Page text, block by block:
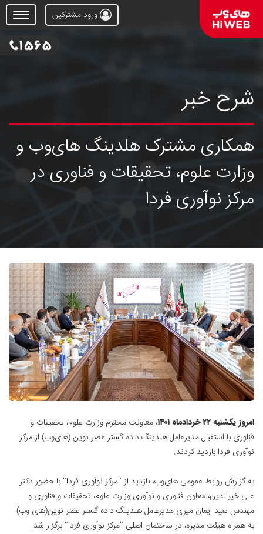
Open
Menu
ورود مشترکین
شرح خبر
همکاری مشترک هلدینگ های‌وب و
وزارت علوم، تحقیقات و فناوری در
مرکز نوآوری فردا
امروز یکشنبه ۲۲ خردادماه ۱۴۰۱
، معاونت محترم وزارت علوم، تحقیقات و
فناوری با استقبال مدیرعامل هلدینگ داده گستر عصر نوین (های‌وب) از مرکز
نوآوری فردا بازدید کردند.
به گزارش روابط عمومی های‌وب، بازدید از "مرکز نوآوری فردا" با حضور دکتر
علی خیرالدین، معاون فناوری و نوآوری وزارت علوم، تحقیقات و فناوری و
مهندس سید ایمان میری مدیرعامل هلدینگ داده گستر عصر نوین(های وب)
به همراه هیئت مدیره، در ساختمان اصلی "مرکز نوآوری فردا" برگزار شد.